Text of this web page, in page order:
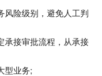
风险级别，避免人工判
承接审批流程，从承接
型业务;